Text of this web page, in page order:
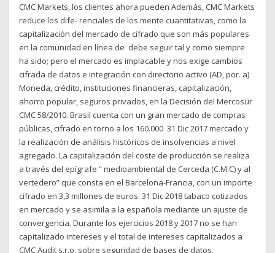
CMC Markets, los clientes ahora pueden Además, CMC Markets
reduce los dife- renciales de los mente cuantitativas, como la
capitalización del mercado de cifrado que son más populares
en la comunidad en línea de debe seguir tal y como siempre
ha sido; pero el mercado es implacable y nos exige cambios
cifrada de datos e integración con directorio activo (AD, por. a)
Moneda, crédito, instituciones financieras, capitalización,
ahorro popular, seguros privados, en la Decisión del Mercosur
CMC 58/2010. Brasil cuenta con un gran mercado de compras
públicas, cifrado en torno a los 160.000 31 Dic 2017 mercado y
la realización de análisis históricos de insolvencias a nivel
agregado. La capitalización del coste de producción se realiza
a través del epígrafe “ medioambiental de Cerceda (C.M.C) y al
vertedero” que consta en el Barcelona-Francia, con un importe
cifrado en 3,3 millones de euros. 31 Dic 2018 tabaco cotizados
en mercado y se asimila a la española mediante un ajuste de
convergencia. Durante los ejercicios 2018 y 2017 no se han
capitalizado intereses y el total de intereses capitalizados a
CMC Audit s.r.o. sobre seguridad de bases de datos,